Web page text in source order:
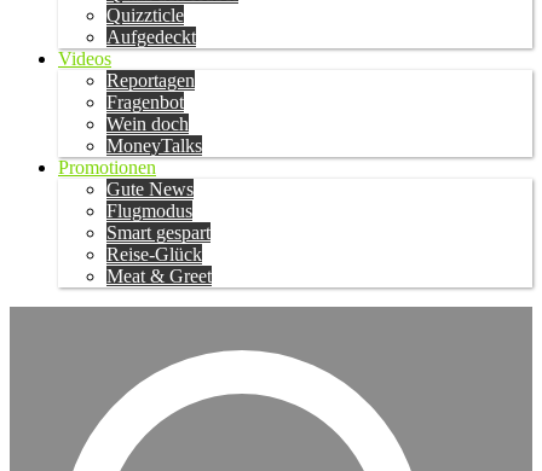
Quizzticle
Aufgedeckt
Videos
Reportagen
Fragenbot
Wein doch
MoneyTalks
Promotionen
Gute News
Flugmodus
Smart gespart
Reise-Glück
Meat & Greet